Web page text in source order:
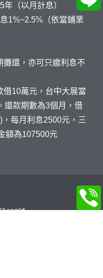
（以月計息）
1%~2.5%（依當鋪業
攤還，亦可只繳利息不
借10萬元，台中大展當
還款期數為3個月，借
每月利息2500元，三
額為107500元
687號